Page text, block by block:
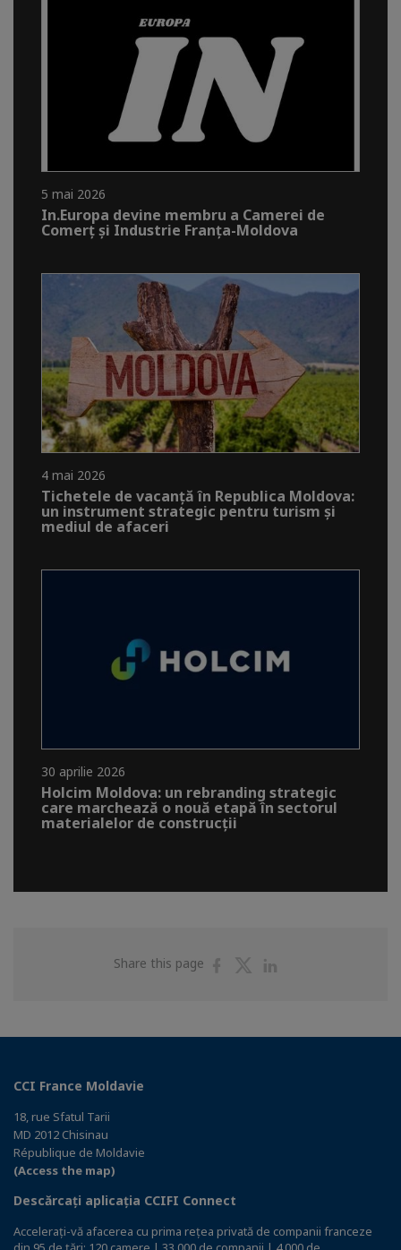
5 mai 2026
In.Europa devine membru a Camerei de
Comerț și Industrie Franța-Moldova
4 mai 2026
Tichetele de vacanță în Republica Moldova:
un instrument strategic pentru turism și
mediul de afaceri
30 aprilie 2026
Holcim Moldova: un rebranding strategic
care marchează o nouă etapă în sectorul
materialelor de construcții
Share this page
ShareShare
CCI France Moldavie
18, rue Sfatul Tarii
MD 2012 Chisinau
République de Moldavie
(Access the map)
Descărcați aplicația CCIFI Connect
Accelerați-vă afacerea cu prima rețea privată de companii franceze